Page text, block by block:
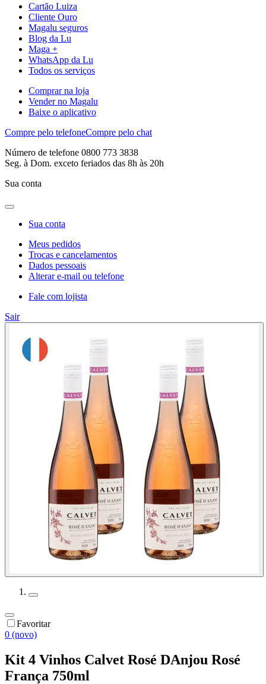
Cartão Luiza
Cliente Ouro
Magalu seguros
Blog da Lu
Maga +
WhatsApp da Lu
Todos os serviços
Comprar na loja
Vender no Magalu
Baixe o aplicativo
Compre pelo telefoneCompre pelo chat
Número de telefone 0800 773 3838
Seg. à Dom. exceto feriados das 8h às 20h
Sua conta
Sua conta
Meus pedidos
Trocas e cancelamentos
Dados pessoais
Alterar e-mail ou telefone
Fale com lojista
Sair
Favoritar
0 (novo)
Kit 4 Vinhos Calvet Rosé DAnjou Rosé
França 750ml